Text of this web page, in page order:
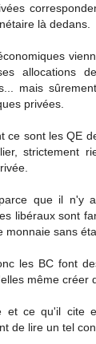
là dedans.
allocations
mais
privées.
ce sont les QE
strictement
que il n'y
libéraux sont
monnaie sans
les BC font
même créer
et ce qu'il cite
de lire un tel